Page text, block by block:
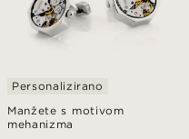
Manžete s motivom
mehanizma
Personalizirano